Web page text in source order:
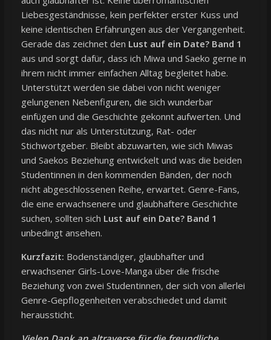
Liebesgeständnisse, kein perfekter erster Kuss und
keine identischen Erfahrungen aus der Vergangenheit.
Gerade das zeichnet den Lust auf ein Date? Band 1
aus und sorgt dafür, dass ich Miwa und Saeko gerne in
ihrem nicht immer einfachen Alltag begleitet habe.
Unterstützt werden sie dabei von nicht weniger
gelungenen Nebenfiguren, die sich wunderbar
einfügen und die Geschichte gekonnt aufwerten. Und
das nicht nur als Unterstützung, Rat- oder
Stichwortgeber. Bleibt abzuwarten, wie sich Miwas
und Saekos Beziehung entwickelt und was die beiden
Studentinnen in den kommenden Bänden, der noch
nicht abgeschlossenen Reihe, erwartet. Genre-Fans,
die eine erwachsenere und glaubhaftere Geschichte
suchen, sollten sich Lust auf ein Date? Band 1
unbedingt ansehen.
Kurzfazit: Bodenständiger, glaubhafter und
erwachsener Girls-Love-Manga über die frische
Beziehung von zwei Studentinnen, der sich von allerlei
Genre-Gepflogenheiten verabschiedet und damit
heraussticht.